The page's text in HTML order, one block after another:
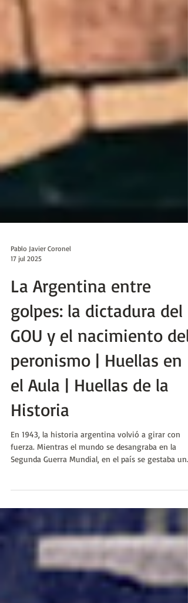
Pablo Javier Coronel
17 jul 2025
La Argentina entre
golpes: la dictadura del
GOU y el nacimiento del
peronismo | Huellas en
el Aula | Huellas de la
Historia
fuerza. Mientras el mundo se desangraba en la
Segunda Guerra Mundial, en el país se gestaba un
nueva etapa política, cargada de tensiones,
contradicciones y transformaciones profundas